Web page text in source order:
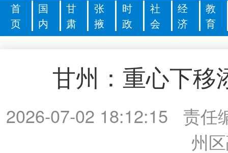
首
页
国
内
甘
肃
张
掖
时
政
社
会
经
济
教
育
甘州：重心下移
2026-07-02 18:12:15
责任
州